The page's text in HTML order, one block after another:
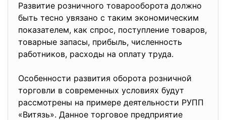
Развитие розничного товарооборота должно
быть тесно увязано с таким экономическим
показателем, как спрос, поступление товаров,
товарные запасы, прибыль, численность
работников, расходы на оплату труда.
Особенности развития оборота розничной
торговли в современных условиях будут
рассмотрены на примере деятельности РУПП
«Витязь». Данное торговое предприятие